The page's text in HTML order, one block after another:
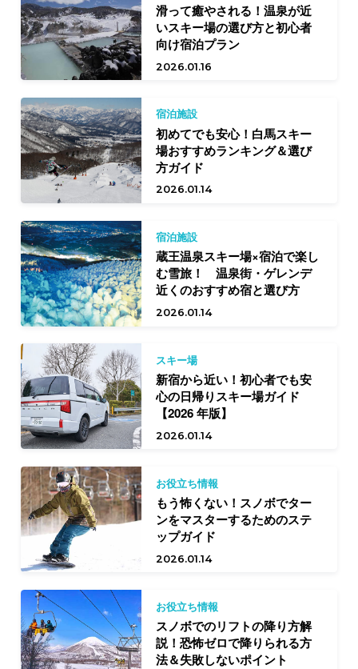
滑って癒やされる！温泉が近
いスキー場の選び方と初心者
向け宿泊プラン
2026.01.16
宿泊施設
初めてでも安心！白馬スキー
場おすすめランキング＆選び
方ガイド
2026.01.14
宿泊施設
蔵王温泉スキー場×宿泊で楽し
む雪旅！ 温泉街・ゲレンデ
近くのおすすめ宿と選び方
2026.01.14
スキー場
新宿から近い！初心者でも安
心の日帰りスキー場ガイド
【2026 年版】
2026.01.14
お役立ち情報
もう怖くない！スノボでター
ンをマスターするためのステ
ップガイド
2026.01.14
お役立ち情報
スノボでのリフトの降り方解
説！恐怖ゼロで降りられる方
法＆失敗しないポイント